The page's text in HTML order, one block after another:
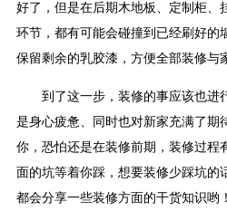
好了，但是在后期木地板、定制柜、
环节，都有可能会碰撞到已经刷好的
保留剩余的乳胶漆，方便全部装修与
到了这一步，装修的事应该也进
是身心疲惫、同时也对新家充满了期
你，恐怕还是在装修前期，装修过程
面的坑等着你踩，想要装修少踩坑的
都会分享一些装修方面的干货知识哟！